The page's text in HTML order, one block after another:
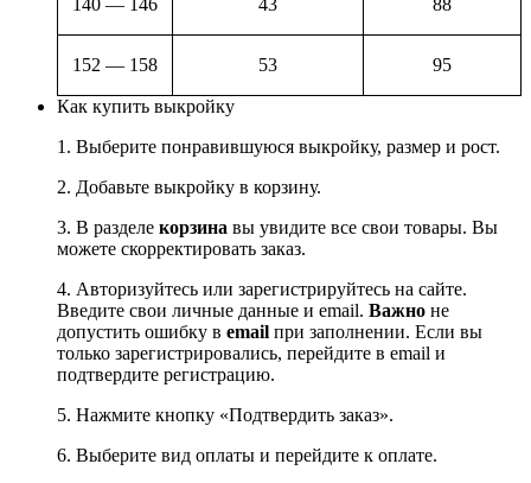
140 — 146 43 88
152 — 158 53 95
Как купить выкройку
1. Выберите понравившуюся выкройку, размер и рост.
2. Добавьте выкройку в корзину.
3. В разделе корзина вы увидите все свои товары. Вы
можете скорректировать заказ.
4. Авторизуйтесь или зарегистрируйтесь на сайте.
Введите свои личные данные и email. Важно не
допустить ошибку в email при заполнении. Если вы
только зарегистрировались, перейдите в email и
подтвердите регистрацию.
5. Нажмите кнопку «Подтвердить заказ».
6. Выберите вид оплаты и перейдите к оплате.